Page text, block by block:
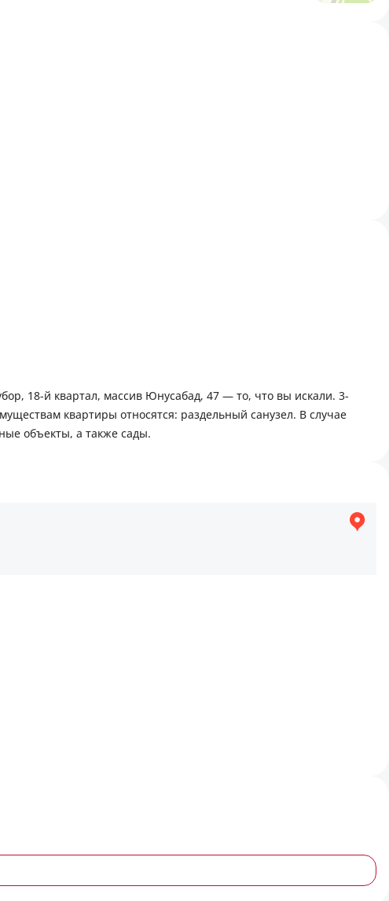
18-й квартал, массив Юнусабад, 47 — то, что вы искали. 3-
квартиры относятся: раздельный санузел. В случае
объекты, а также сады.